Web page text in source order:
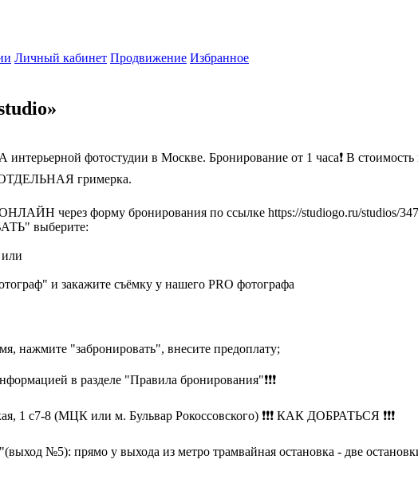
Личный кабинет Продвижение Избранное
фотостудии в Москве. Бронирование от 1 часа❗ В
гримерка.
через форму бронирования по ссылке https://studiogo.ru/studios/
выберите:
или
и закажите съёмку у нашего PRO фотографа
нажмите "забронировать", внесите предоплату;
в разделе "Правила бронирования"❗❗❗
1 с7-8 (МЦК или м. Бульвар Рокоссовского) ❗❗❗ КАК ДОБРАТЬСЯ ❗❗❗
№5): прямо у выхода из метро трамвайная остановка - две